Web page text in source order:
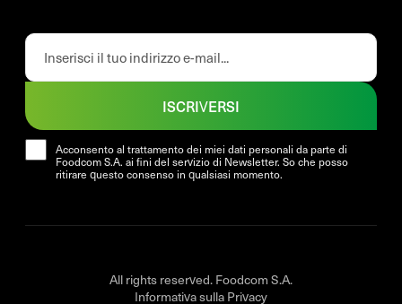
Acconsento al trattamento dei miei dati personali da parte di
Foodcom S.A. ai fini del servizio di Newsletter. So che posso
ritirare questo consenso in qualsiasi momento.
ISCRIVERSI
All rights reserved. Foodcom S.A.
Informativa sulla Privacy